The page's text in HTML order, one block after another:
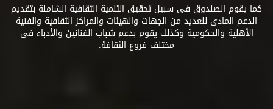
كما يقوم الصندوق فى سبيل تحقيق التنمية الثقافية الشاملة بتقديم
الدعم المادى للعديد من الجهات والهيئات والمراكز الثقافية والفنية
الأهلية والحكومية وكذلك يقوم بدعم شباب الفنانين والأدباء فى
مختلف فروع الثقافة.